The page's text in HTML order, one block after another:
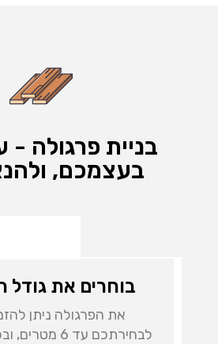
בניית פרגולה -
בעצמכם,
בוחרים את גודל
את הפרגולה ניתן
לבחירתכם עד 6